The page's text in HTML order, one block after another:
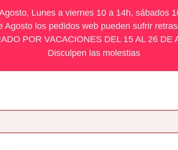
Lunes a viernes 10 a 14h, sábados
Agosto los pedidos web pueden sufrir
POR VACACIONES DEL 15 AL 26 DE
Disculpen las molestias